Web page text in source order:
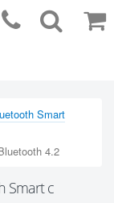
Smart
4.2
Smart с